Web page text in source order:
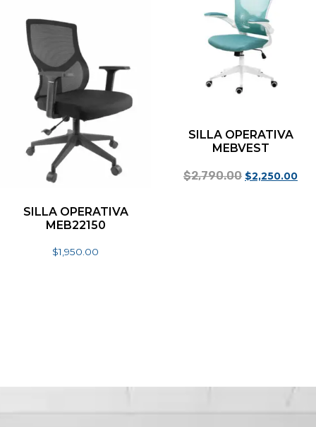
SILLA OPERATIVA
MEB22150
$1,950.00
SILLA OPERATIVA
MEBVEST
$2,790.00 $2,250.00